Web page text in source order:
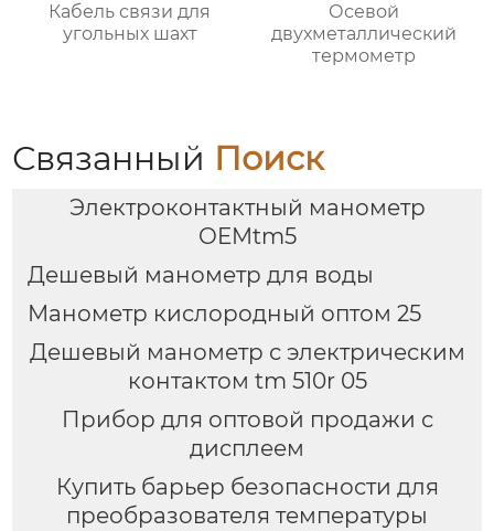
Кабель связи для
угольных шахт
Осевой
двухметаллический
термометр
Связанный Поиск
Электроконтактный манометр
OEMtm5
Дешевый манометр для воды
Манометр кислородный оптом 25
Дешевый манометр с электрическим
контактом tm 510r 05
Прибор для оптовой продажи с
дисплеем
Купить барьер безопасности для
преобразователя температуры